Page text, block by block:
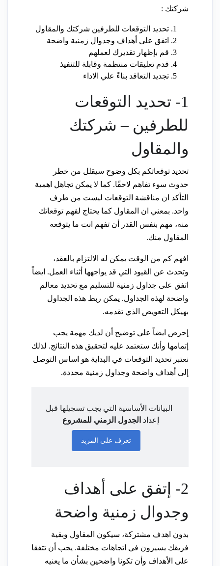
شركتك :
تحديد التوقعات للطرفين شركتك والمقاول
اتفق على أهداف وجدوال زمنية واضحة
قم بإظهار تقديرك لعملهم
قدم تعليقات منتظمة وقابلة للتنفيذ
تجديد التعاقد بناءً علي الاداء
1- تحديد التوقعات
للطرفين – شركتك
والمقاول
تحديد توقعاتكم بكل وضوح سيقلل من خطر
حدوث سوء تفاهم لاحقًا. كما لا يمكن تجاهل اهمية
التأكد ان مناقشة التوقعات ليست من طرف
واحد. بمعني ان المقاول كما يحتاج لفهم توقعاتك
منه، مهم بنفس القدر أن تفهم انت ما يتوقعه
المقاول منك.
افهم كم من الوقت يمكن له الالتزام بالعقد،
وتحدث عن القيود التي قد يواجهها أثناء العمل. ايضاً
اتفق على جداول زمنية للتسليم مع تحديد معالم
واضحة لهذه الجداول. يمكن ربط هذه الجداول
بهيكل التعويض الذي تقدمه.
إحرص ايضاً علي توضيح أن لديك مهمة يجب
إتمامها وأنك ستعتمد عليه لتحقيق هذه النتائج. لذلك
نعتبر تحديد التوقعات في البداية هو اساس التوصل
إلى أهداف واضحة وجداول زمنية محددة.
البيانات الأساسية التي يجب تسجيلها قبل
إعداد الجدول الزمني للمشروع
تعرف علي المزيد
2- إتفق على أهداف
وجدوال زمنية واضحة
بدون اهدف مشتركة، سيكون المقاول وبقية
فريقك يسيرون في اتجاهات مختلفة. يجب أن تتفقا
على الأهداف وأن تكونا واضحين بشأن ما يعنيه